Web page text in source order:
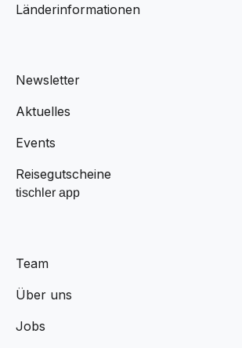
Länderinformationen
Newsletter
Aktuelles
Events
Reisegutscheine
tischler app
Team
Über uns
Jobs